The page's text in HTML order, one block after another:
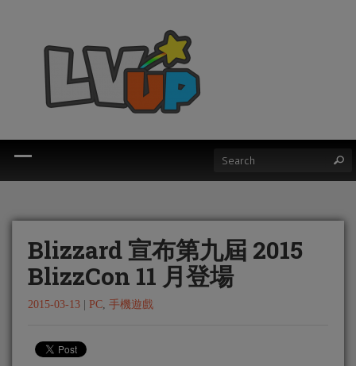
Blizzard 宣布第九屆 2015
BlizzCon 11 月登場
2015-03-13 PC, 手機遊戲